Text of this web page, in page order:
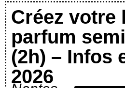
Créez votre
parfum
(2h) – Infos
2026